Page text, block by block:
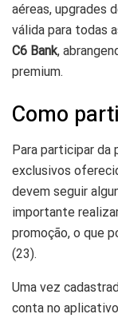
aéreas, upgrades
válida para todas
C6 Bank,
premium.
Como
Para participar da
exclusivos
devem seguir
importante
promoção, o que
(23).
Uma vez
conta no